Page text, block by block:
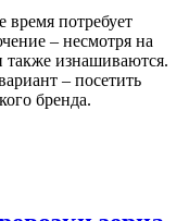
время потребует
– несмотря на
также изнашиваются.
– посетить
бренда.